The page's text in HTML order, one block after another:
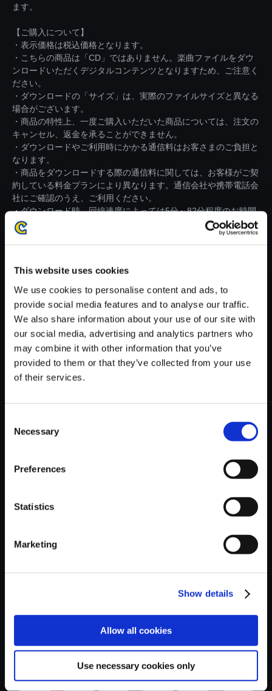
This website uses cookies
We use cookies to personalise content and ads, to
provide social media features and to analyse our traffic.
We also share information about your use of our site with
our social media, advertising and analytics partners who
may combine it with other information that you’ve
provided to them or that they’ve collected from your use
of their services.
Selection
Necessary
Preferences
Statistics
Marketing
Show details
Allow all cookies
Use necessary cookies only
ます。
【ご購入について】
・表示価格は税込価格となります。
・こちらの商品は「CD」ではありません。楽曲ファイルをダウ
ンロードいただくデジタルコンテンツとなりますため、ご注意く
ださい。
・ダウンロードの「サイズ」は、実際のファイルサイズと異なる
場合がございます。
・商品の特性上、一度ご購入いただいた商品については、注文の
キャンセル、返金を承ることができません。
・ダウンロードやご利用時にかかる通信料はお客さまのご負担と
なります。
・商品をダウンロードする際の通信料に関しては、お客様がご契
約している料金プランにより異なります。通信会社や携帯電話会
社にご確認のうえ、ご利用ください。
・ダウンロード時、回線速度によっては5分～82分程度のお時間
がかかる場合がございます。
※ご購入いただいたファイルのダウンロードの際には、通信環境
【単曲】流星のロックマン パー
フェクトコレクション オリジナ
ルサウンドトラック Winner! - S
おすすめ商品
ー おやすみ....
アビルダー ...
クイエム メ...